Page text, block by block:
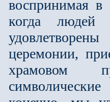
воспринимая в
когда людей
церемонии,
храмовом